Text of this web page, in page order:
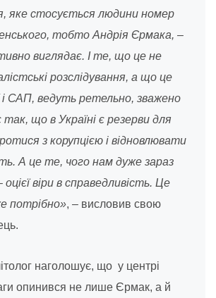
яке стосується людини номер
тобто Андрія Єрмака, –
виглядає. І те, що це не
розслідування, а що це
САП, ведуть ретельно, зважено
так, що в Україні є резерви для
з корупцією і відновлювати
А це те, чого нам дуже зараз
віри в справедливість. Це
потрібно», – висловив свою
наголошує, що у центрі
опинився не лише Єрмак, а й